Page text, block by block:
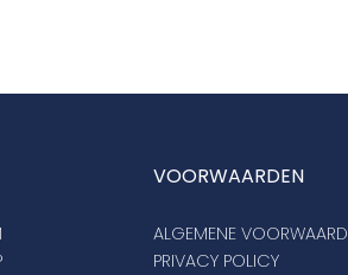
VOORWAARDEN
ALGEMENE
PRIVACY POLICY